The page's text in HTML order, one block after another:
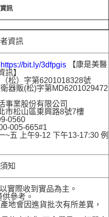
訊
資訊
https://bit.ly/3dfpgis 【康是美醫
訊】
松）字第6201018328號
器販(松)字第MD6201029472
事業股份有限公司
市松山區東興路8號7樓
0560
005-665#1
~五 上午9-12 下午13-17:30 例
知
實際收到實品為主。
參考。
地會因進貨批次有所差異，